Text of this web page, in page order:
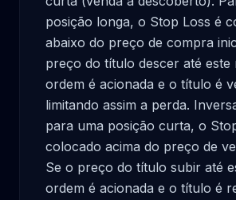
posição longa, o Stop Loss é
abaixo do preço de compra
preço do título descer até este
ordem é acionada e o título é
limitando assim a perda.
para uma posição curta, o
colocado acima do preço de
Se o preço do título subir até
ordem é acionada e o título é